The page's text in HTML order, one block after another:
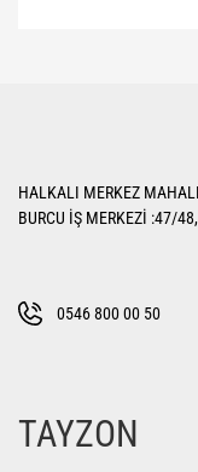
Ürün
Bu ürüne benzer
HALKALI MERKEZ
BURCU İŞ MERKEZİ :47/
0546 800 00 50
TAYZON